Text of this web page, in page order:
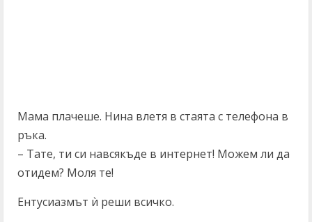
Мама плачеше. Нина влетя в стаята с телефона в
ръка.
– Тате, ти си навсякъде в интернет! Можем ли да
отидем? Моля те!
Ентусиазмът ѝ реши всичко.